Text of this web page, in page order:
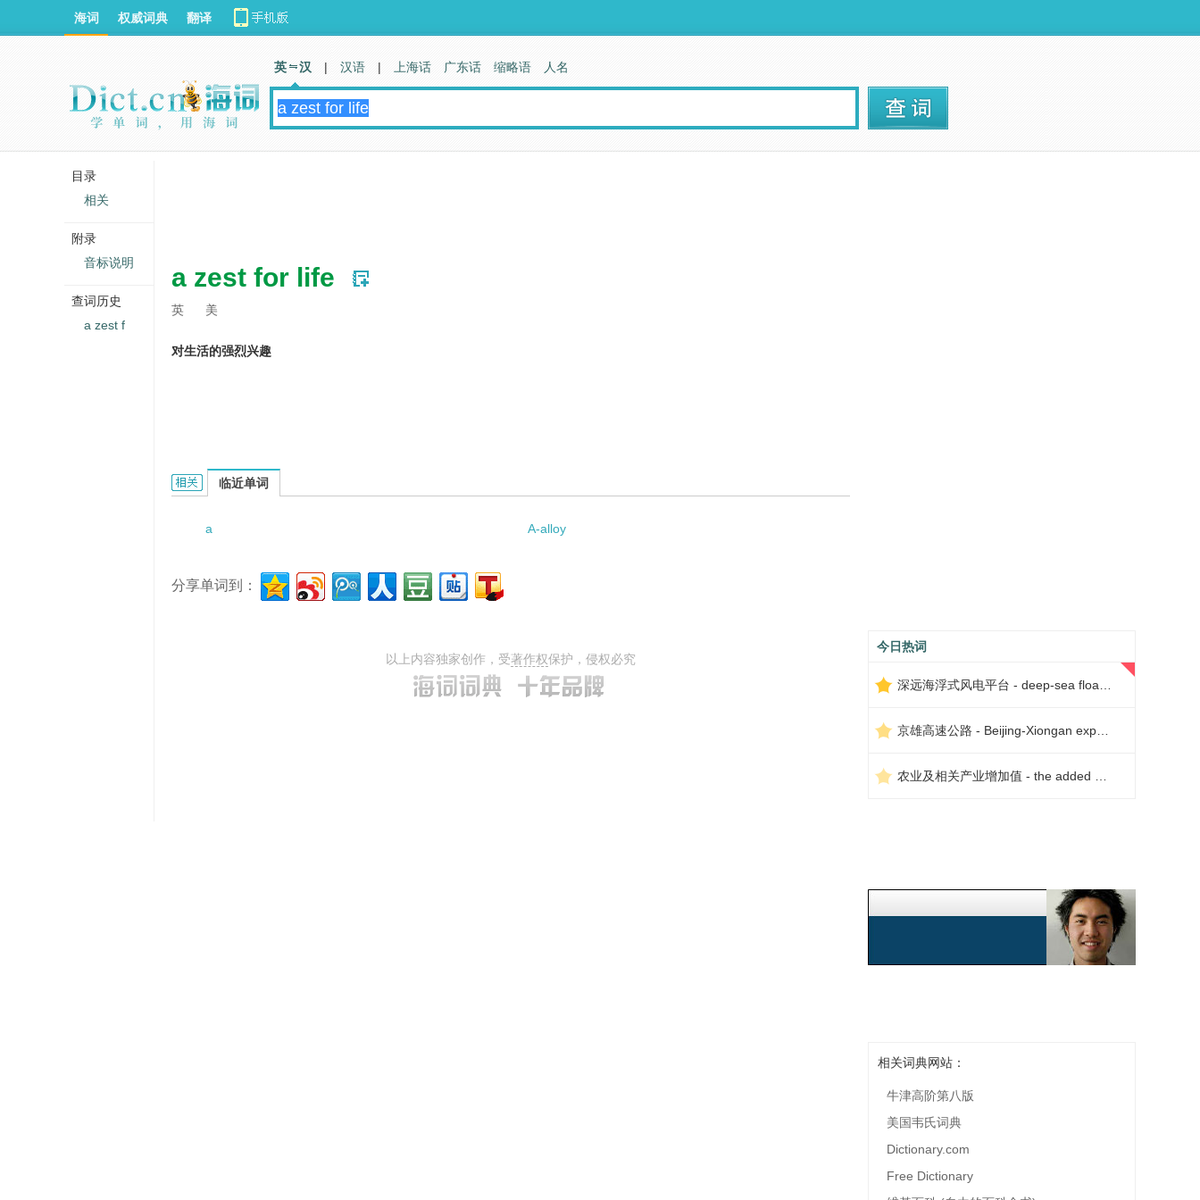
a zest for life
英 美
对生活的强烈兴趣
a zest for life的相关资料：
临近单词
a A-alloy
分享单词到：
以上内容独家创作，受著作权保护，侵权必究
今日热词
相关词典网站：
牛津高阶第八版
美国韦氏词典
Dictionary.com
Free Dictionary
海词 权威词典 翻译
英 汉 | 汉语 | 上海话 广东话 缩略语 人名
目录
相关
附录
音标说明
查词历史
a zest f